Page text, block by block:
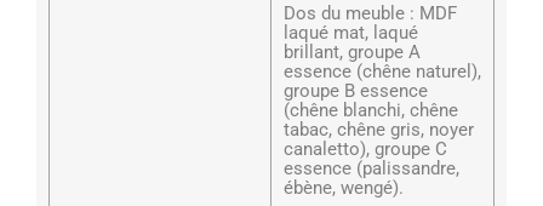
Dos du meuble : MDF
laqué mat, laqué
brillant, groupe A
essence (chêne naturel),
groupe B essence
(chêne blanchi, chêne
tabac, chêne gris, noyer
canaletto), groupe C
essence (palissandre,
ébène, wengé).